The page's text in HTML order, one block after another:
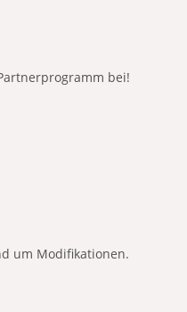
bei!
um Modifikationen.